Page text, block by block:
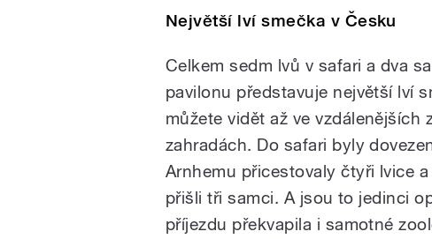
Největší lví smečka v Česku
Celkem sedm lvů v safari a dva
pavilonu představuje největší lví
můžete vidět až ve vzdálenějších
zahradách. Do safari byly
Arnhemu přicestovaly čtyři lvice
přišli tři samci. A jsou to jedinci
příjezdu překvapila i samotné